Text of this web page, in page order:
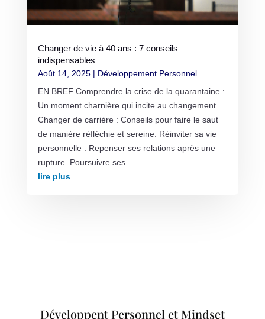
Changer de vie à 40 ans : 7 conseils
indispensables
Août 14, 2025| Développement Personnel
EN BREF Comprendre la crise de la quarantaine :
Un moment charnière qui incite au changement.
Changer de carrière : Conseils pour faire le saut
de manière réfléchie et sereine. Réinviter sa vie
personnelle : Repenser ses relations après une
rupture. Poursuivre ses...
lire plus
Développent Personnel et Mindset